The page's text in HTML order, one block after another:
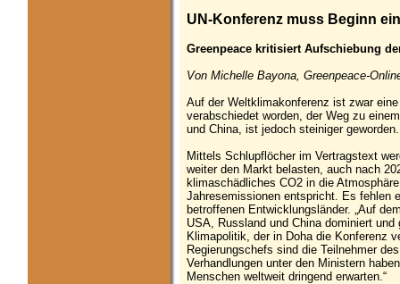
UN-Konferenz muss Beginn
Greenpeace kritisiert Aufschiebung
Von Michelle Bayona, Greenpeace-
Auf der Weltklimakonferenz ist zwar
verabschiedet worden, der Weg zu
und China, ist jedoch steiniger geworden.
Mittels Schlupflöcher im Vertragstext
weiter den Markt belasten, auch nach
klimaschädliches CO2 in die
Jahresemissionen entspricht. Es fehlen
betroffenen Entwicklungsländer. „Auf
USA, Russland und China dominiert
Klimapolitik, der in Doha die Konferenz
Regierungschefs sind die Teilnehmer
Verhandlungen unter den Ministern
Menschen weltweit dringend erwarten.“